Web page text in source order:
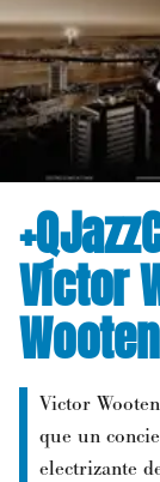
Víctor
Victor
que un
electrizante